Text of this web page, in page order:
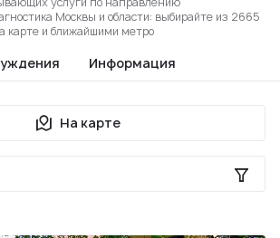
Москвы и области: выбирайте из 2665
карте и ближайшими метро
Информация
На карте